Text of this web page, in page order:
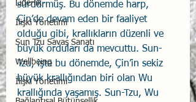
Liderlik
İlişki Yönetimi
Sun Tzu Savaş Sanatı
Wellbeing
İlişki Yönetimi
sürdürmüş. Bu dönemde harp,
Çin’de devam eden bir faaliyet
olduğu gibi, krallıkların düzenli ve
büyük orduları da mevcuttu. Sun-
Tzu, işte bu dönemde, Çin’in sekiz
büyük krallığından biri olan Wu
krallığında yaşamış. Sun-Tzu, Wu